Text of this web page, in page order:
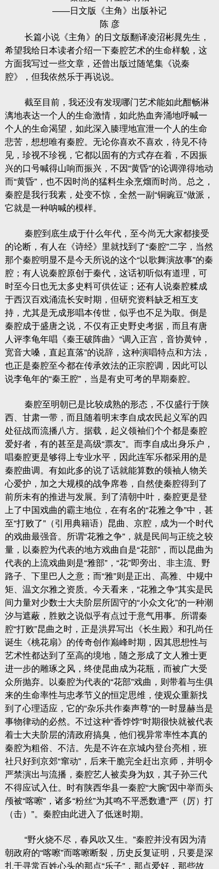
——日文版《主角》出版补记
陈 彦
长篇小说《主角》的日文版翻译凌沼彬晁先生，
希望我给日本读者介绍一下秦腔艺术的生命样貌，这
方面我写过一些文章，还曾出版过随笔集《说秦
腔》，但我依然乐于再说说。
截至目前，我还没有发现哪门艺术能如此酣畅淋
漓地表达一个人的生命激情，如此热血奔涌地呼喊一
个人的生命渴望，如此深入腠理地宣泄一个人的生命
悲苦，想想唯有秦腔。无论你喜欢不喜欢，待见不待
见，珍视不珍视，它都以固有的方式存在着，不因振
兴的口号喊得山响而振兴，不因“黄昏”的论调弹得地动
而“黄昏”，也不因时尚的猛料生汆烹熘而时尚。总之，
秦腔是我行我素，处变不惊，全然一副“铜豌豆”做派，
它就是一种呐喊的模样。
秦腔到底生成于什么年代，至今尚无大家都接受
的论断，有人在 《诗经》 里就找到了“秦腔”二字，当然
那个秦腔明显不是今天所说的这个“以歌舞演故事”的秦
腔；有人说秦腔原创于秦代，这话初听似有道理，可
时至今日也无太多史料可供佐证；还有人说秦腔糅成
于西汉百戏涌流长安时期，但研究资料缺乏相互支
持，尤其是无成形唱本传世，似乎也不足为取。倒是
秦腔成于盛唐之说，不仅有正史野史考据，而且有唐
人评李龟年唱《秦王破阵曲》“调入正宫，音协黄钟，
宽音大嗓，直起直落”的说辞，这种演唱特点和方法，
也正是秦腔至今都在传承效法的正宗腔调，因此可以
说李龟年的“秦王腔”，当是有史可考的早期秦腔。
秦腔至明朝已是比较成熟的形态，不仅盛行于陕
西、甘肃一带，而且随着明末李自成农民起义军的四
处征战而流播八方。据载，起义领袖们个个都是秦腔
爱好者，有的甚至是高级“票友”。而李自成出身乐户，
唱秦腔更是够得上专业水平，因此连军乐都采用的是
秦腔曲调。有如此多的说了话就能算数的领袖人物关
心爱护，加之大规模的战争席卷，自然使秦腔得到了
前所未有的推进与发展。到了清朝中叶，秦腔更是登
上了中国戏曲的霸主地位，在有名的“花雅之争”中，甚
至“打败了”（引用典籍语）昆曲、京腔，成为一个时代
的戏曲最强音。所谓“花雅之争”，就是民间与正统之较
量，以秦腔为代表的地方戏曲自是“花部”，而以昆曲为
代表的上流戏曲则是“雅部”，“花”即旁出、非主流、野
路子、下里巴人之意；而“雅”则是正出、高雅、中规中
矩、温文尔雅之资质。今天看来，“花雅之争”其实是民
间力量对少数士大夫阶层所固守的“小众文化”的一种潮
汐与遮蔽，胜败之说似乎有点过于意气用事。所谓秦
腔“打败”昆曲之时，正是洪昇写出《长生殿》和孔尚任
诞生 《桃花扇》 的传奇创作巅峰时期，因其思想性与
艺术性都达到了至高的境地，随之形成了文人雅士更
进一步的雕琢之风，终使昆曲成为花瓶，而被广大受
众所抛弃。以秦腔为代表的“花部”戏曲，则带着与生俱
来的生命率性与忠孝节义的恒定思维，使观众重新找
到了心理适应，它的“杂乐共作秦声尊”的一时显赫当是
事物律动的必然。不过这种“香饽饽”时期很快就被代表
着士大夫阶层的清政府搞臭，他们视异常率性本真的
秦腔为粗俗、不洁。先是不许在京城内登台亮相，班
社只好到京郊“窜动”，后来干脆完全赶出京师，并明令
严禁演出与流播，秦腔艺人被卖身为奴，其子孙三代
不得应试入仕。时有陕西华县一秦腔“大腕”因中举而头
颅被“喀嚓”，诸多“粉丝”为其鸣不平悉数遭“严（厉）打
（击）”。秦腔由此进入了低迷时期。
“野火烧不尽，春风吹又生。”秦腔并没有因为清
朝政府的“喀嚓”而喀嚓断裂，历史反复证明，只要是深
扎于寻常百姓心头的那点“乐子”，那点爱好，那些故